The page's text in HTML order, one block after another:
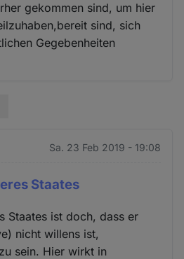
gekommen sind, um hier
sind, sich
Gegebenheiten
Sa. 23 Feb 2019 - 19:08
Staates
Staates ist doch, dass er
nicht willens ist,
sein. Hier wirkt in